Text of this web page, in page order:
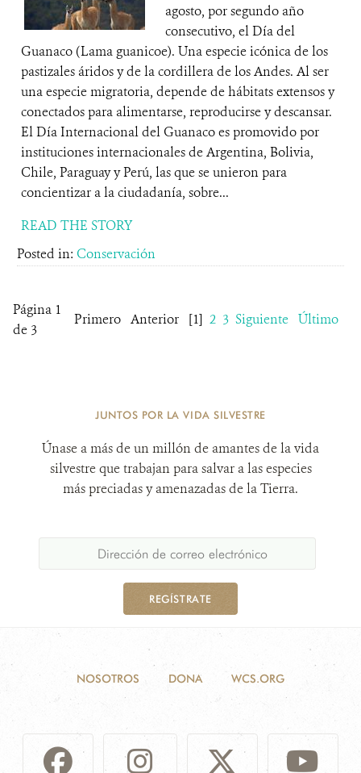
agosto, por segundo año
consecutivo, el Día del
Guanaco (Lama guanicoe). Una especie icónica de los
pastizales áridos y de la cordillera de los Andes. Al ser
una especie migratoria, depende de hábitats extensos y
conectados para alimentarse, reproducirse y descansar.
El Día Internacional del Guanaco es promovido por
instituciones internacionales de Argentina, Bolivia,
Chile, Paraguay y Perú, las que se unieron para
concientizar a la ciudadanía, sobre...
READ THE STORY
Posted in: Conservación
Página 1
de 3
Primero Anterior [1] 2 3 Siguiente Último
JUNTOS POR LA VIDA SILVESTRE
Únase a más de un millón de amantes de la vida
silvestre que trabajan para salvar a las especies
más preciadas y amenazadas de la Tierra.
REGÍSTRATE
NOSOTROS DONA WCS.ORG